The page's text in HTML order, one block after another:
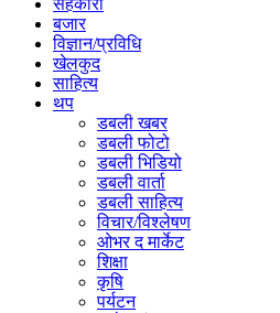
सहकारी
बजार
विज्ञान/प्रविधि
खेलकुद
साहित्य
थप
डबली खबर
डबली फोटो
डबली भिडियो
डबली वार्ता
डबली साहित्य
विचार/विश्‍लेषण
ओभर द मार्केट
शिक्षा
कृषि
पर्यटन